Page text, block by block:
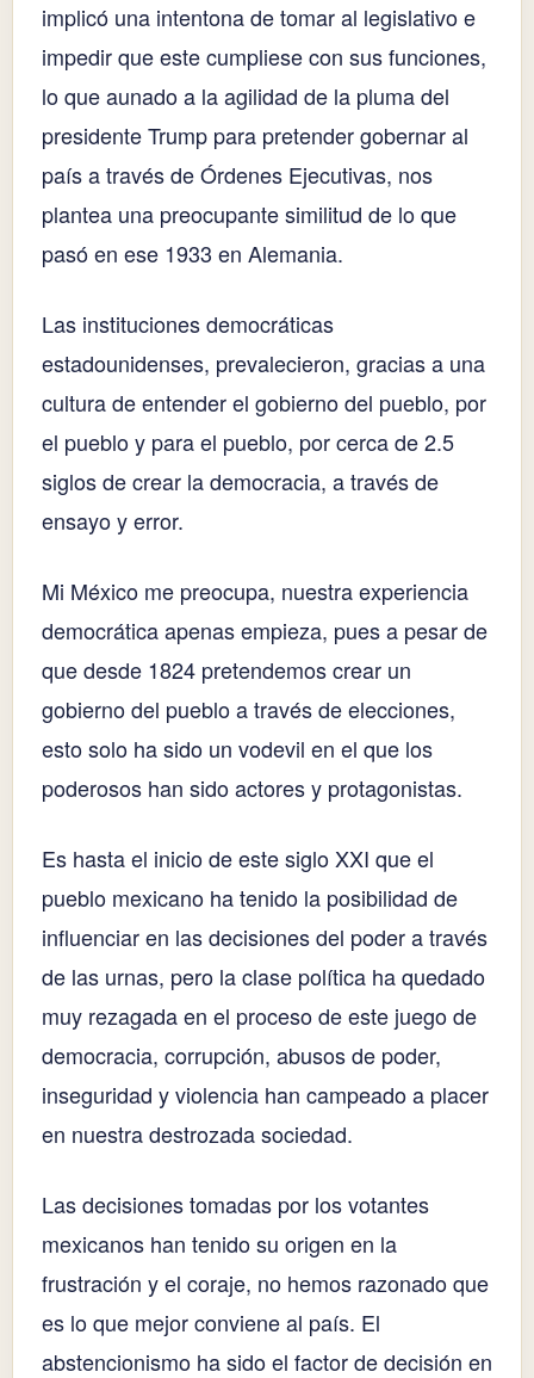
implicó una intentona de tomar al legislativo e
impedir que este cumpliese con sus funciones,
lo que aunado a la agilidad de la pluma del
presidente Trump para pretender gobernar al
país a través de Órdenes Ejecutivas, nos
plantea una preocupante similitud de lo que
pasó en ese 1933 en Alemania.
Las instituciones democráticas
estadounidenses, prevalecieron, gracias a una
cultura de entender el gobierno del pueblo, por
el pueblo y para el pueblo, por cerca de 2.5
siglos de crear la democracia, a través de
ensayo y error.
Mi México me preocupa, nuestra experiencia
democrática apenas empieza, pues a pesar de
que desde 1824 pretendemos crear un
gobierno del pueblo a través de elecciones,
esto solo ha sido un vodevil en el que los
poderosos han sido actores y protagonistas.
Es hasta el inicio de este siglo XXI que el
pueblo mexicano ha tenido la posibilidad de
influenciar en las decisiones del poder a través
de las urnas, pero la clase política ha quedado
muy rezagada en el proceso de este juego de
democracia, corrupción, abusos de poder,
inseguridad y violencia han campeado a placer
en nuestra destrozada sociedad.
Las decisiones tomadas por los votantes
mexicanos han tenido su origen en la
frustración y el coraje, no hemos razonado que
es lo que mejor conviene al país. El
abstencionismo ha sido el factor de decisión en